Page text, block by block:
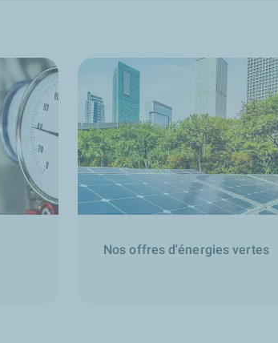
Nos offres d'énergies vertes